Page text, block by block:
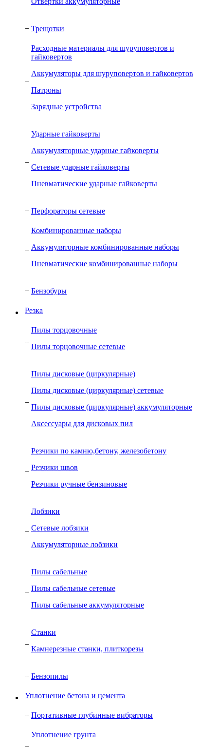
+ Трещотки
+
Расходные материалы для шуруповертов и
гайковертов
Аккумуляторы для шуруповертов и гайковертов
Патроны
Зарядные устройства
+
Ударные гайковерты
Аккумуляторные ударные гайковерты
Сетевые ударные гайковерты
Пневматические ударные гайковерты
+ Перфораторы сетевые
+
Комбинированные наборы
Аккумуляторные комбинированные наборы
Пневматические комбинированные наборы
+ Бензобуры
Резка
+
Пилы торцовочные
Пилы торцовочные сетевые
+
Пилы дисковые (циркулярные)
Пилы дисковые (циркулярные) сетевые
Пилы дисковые (циркулярные) аккумуляторные
Аксессуары для дисковых пил
+
Резчики по камню,бетону, железобетону
Резчики швов
Резчики ручные бензиновые
+
Лобзики
Сетевые лобзики
Аккумуляторные лобзики
+
Пилы сабельные
Пилы сабельные сетевые
Пилы сабельные аккумуляторные
+
Cтанки
Камнерезные станки, плиткорезы
+ Бензопилы
Уплотнение бетона и цемента
+ Портативные глубинные вибраторы
Уплотнение грунта